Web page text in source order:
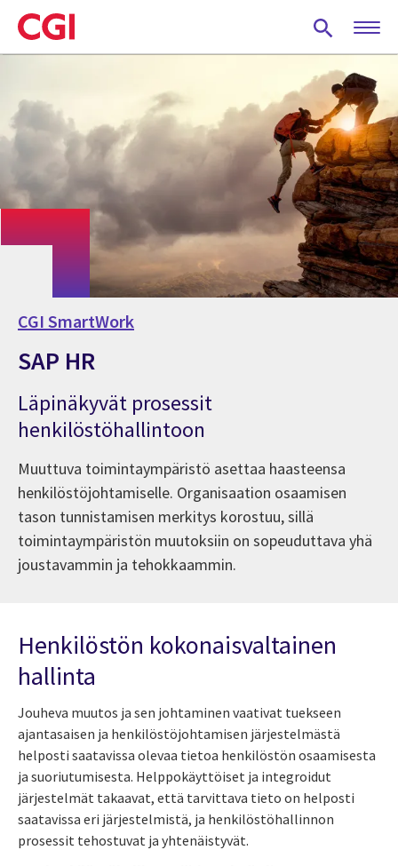
Skip
to
main
CGI SmartWork
SAP HR
Läpinäkyvät prosessit
henkilöstöhallintoon
Muuttuva toimintaympäristö asettaa haasteensa
henkilöstöjohtamiselle. Organisaation osaamisen
tason tunnistamisen merkitys korostuu, sillä
toimintaympäristön muutoksiin on sopeuduttava yhä
joustavammin ja tehokkaammin.
Henkilöstön kokonaisvaltainen
hallinta
Jouheva muutos ja sen johtaminen vaativat tuekseen
ajantasaisen ja henkilöstöjohtamisen järjestelmästä
helposti saatavissa olevaa tietoa henkilöstön osaamisesta
ja suoriutumisesta. Helppokäyttöiset ja integroidut
järjestelmät takaavat, että tarvittava tieto on helposti
saatavissa eri järjestelmistä, ja henkilöstöhallinnon
prosessit tehostuvat ja yhtenäistyvät.